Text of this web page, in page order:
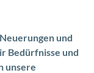
und
Bedürfnisse und
unsere